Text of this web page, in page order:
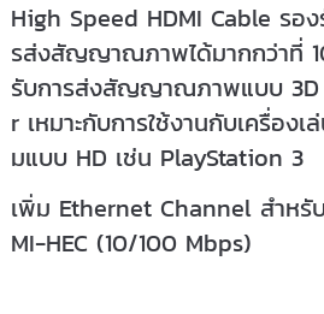
High Speed HDMI Cable รอ
รส่งสัญญาณภาพได้มากกว่าที่
รับการส่งสัญญาณภาพแบบ 3D
r เหมาะกับการใช้งานกับเครื่องเ
มแบบ HD เช่น PlayStation 3
เพิ่ม Ethernet Channel สำห
MI-HEC (10/100 Mbps)